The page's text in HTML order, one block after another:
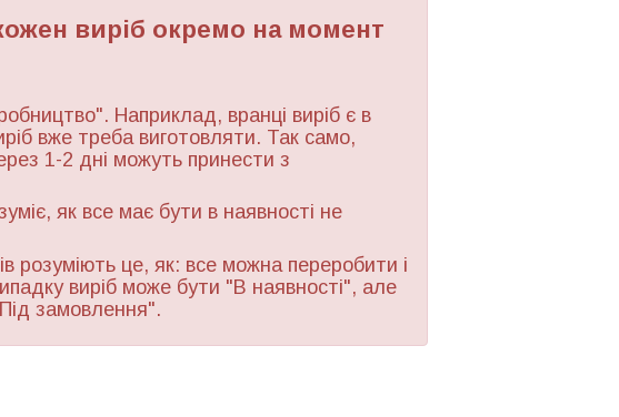
виріб окремо на момент
Наприклад, вранці виріб є в
вже треба виготовляти. Так само,
1-2 дні можуть принести з
як все має бути в наявності не
розуміють це, як: все можна переробити і
виріб може бути "В наявності", але
замовлення".